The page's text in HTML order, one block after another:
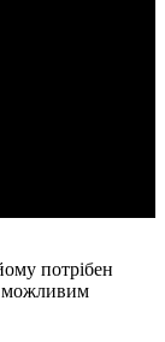
потрібен
можливим